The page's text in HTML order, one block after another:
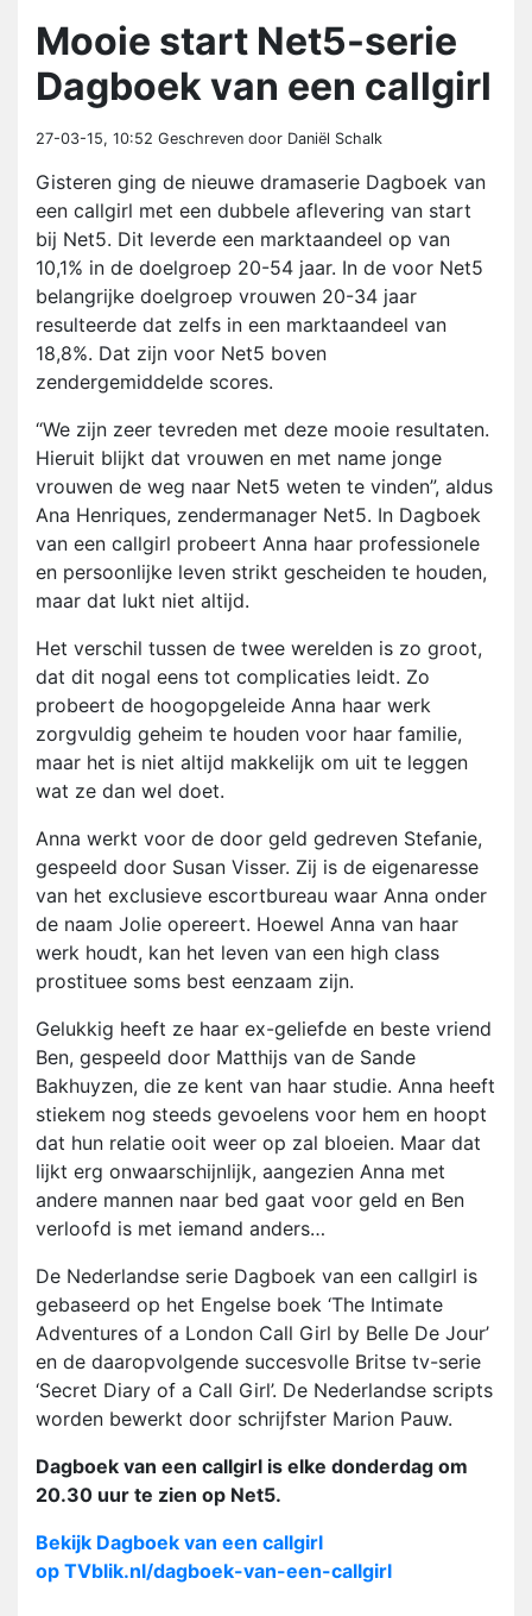
Mooie start Net5-serie
Dagboek van een callgirl
27-03-15, 10:52 Geschreven door Daniël Schalk
Gisteren ging de nieuwe dramaserie Dagboek van
een callgirl met een dubbele aflevering van start
bij Net5. Dit leverde een marktaandeel op van
10,1% in de doelgroep 20-54 jaar. In de voor Net5
belangrijke doelgroep vrouwen 20-34 jaar
resulteerde dat zelfs in een marktaandeel van
18,8%. Dat zijn voor Net5 boven
zendergemiddelde scores.
“We zijn zeer tevreden met deze mooie resultaten.
Hieruit blijkt dat vrouwen en met name jonge
vrouwen de weg naar Net5 weten te vinden”, aldus
Ana Henriques, zendermanager Net5. In Dagboek
van een callgirl probeert Anna haar professionele
en persoonlijke leven strikt gescheiden te houden,
maar dat lukt niet altijd.
Het verschil tussen de twee werelden is zo groot,
dat dit nogal eens tot complicaties leidt. Zo
probeert de hoogopgeleide Anna haar werk
zorgvuldig geheim te houden voor haar familie,
maar het is niet altijd makkelijk om uit te leggen
wat ze dan wel doet.
Anna werkt voor de door geld gedreven Stefanie,
gespeeld door Susan Visser. Zij is de eigenaresse
van het exclusieve escortbureau waar Anna onder
de naam Jolie opereert. Hoewel Anna van haar
werk houdt, kan het leven van een high class
prostituee soms best eenzaam zijn.
Gelukkig heeft ze haar ex-geliefde en beste vriend
Ben, gespeeld door Matthijs van de Sande
Bakhuyzen, die ze kent van haar studie. Anna heeft
stiekem nog steeds gevoelens voor hem en hoopt
dat hun relatie ooit weer op zal bloeien. Maar dat
lijkt erg onwaarschijnlijk, aangezien Anna met
andere mannen naar bed gaat voor geld en Ben
verloofd is met iemand anders…
De Nederlandse serie Dagboek van een callgirl is
gebaseerd op het Engelse boek ‘The Intimate
Adventures of a London Call Girl by Belle De Jour’
en de daaropvolgende succesvolle Britse tv-serie
‘Secret Diary of a Call Girl’. De Nederlandse scripts
worden bewerkt door schrijfster Marion Pauw.
Dagboek van een callgirl is elke donderdag om
20.30 uur te zien op Net5.
Bekijk Dagboek van een callgirl
op TVblik.nl/dagboek-van-een-callgirl